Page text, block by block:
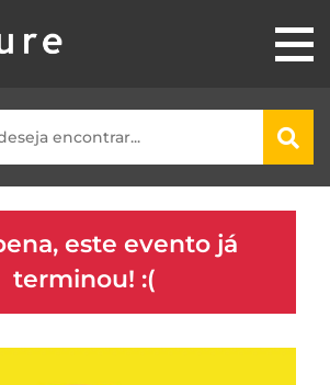
este evento já
terminou! :(